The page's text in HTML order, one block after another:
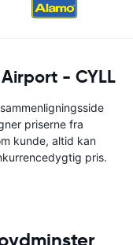
- CYLL
priserne fra
kunde, altid kan
pris.